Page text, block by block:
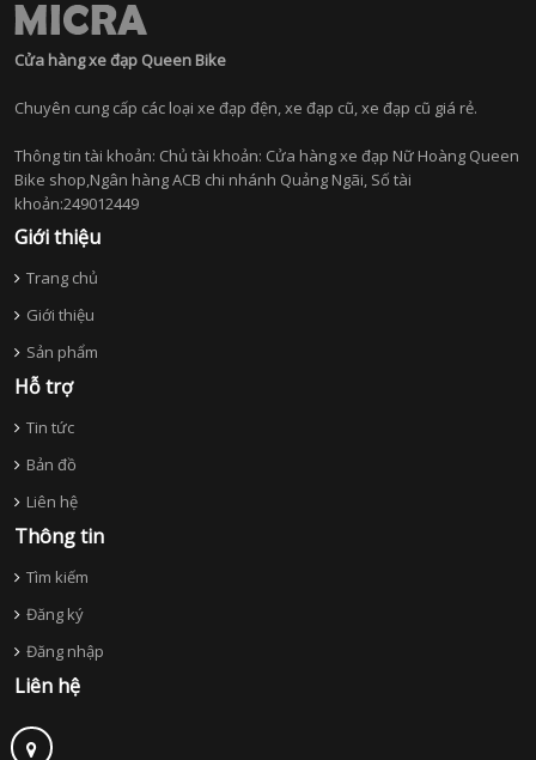
Cửa hàng xe đạp Queen Bike
Chuyên cung cấp các loại xe đạp đện, xe đạp cũ, xe đạp cũ giá rẻ.
Thông tin tài khoản: Chủ tài khoản: Cửa hàng xe đạp Nữ Hoàng Queen
Bike shop,Ngân hàng ACB chi nhánh Quảng Ngãi, Số tài
khoản:249012449
Giới thiệu
Trang chủ
Giới thiệu
Sản phẩm
Hỗ trợ
Tin tức
Bản đồ
Liên hệ
Thông tin
Tìm kiếm
Đăng ký
Đăng nhập
Liên hệ